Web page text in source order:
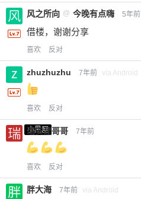
风之所向 @ 今晚有点嗨 5年前
借楼，谢谢分享
喜欢 反对
zhuzhuzhu 7年前 via Android
喜欢 反对
小黑屋
瑞安建哥哥 7年前
喜欢 反对
胖大海 7年前 via Android